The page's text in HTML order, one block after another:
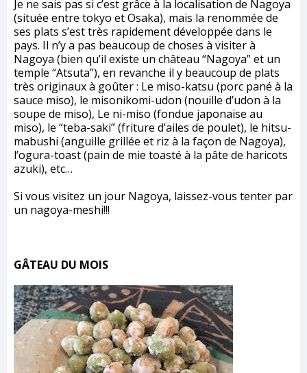
Je ne sais pas si c’est grâce à la localisation de Nagoya
(située entre tokyo et Osaka), mais la renommée de
ses plats s’est très rapidement développée dans le
pays. Il n’y a pas beaucoup de choses à visiter à
Nagoya (bien qu’il existe un château “Nagoya” et un
temple “Atsuta”), en revanche il y beaucoup de plats
très originaux à goûter : Le miso-katsu (porc pané à la
sauce miso), le misonikomi-udon (nouille d’udon à la
soupe de miso), Le ni-miso (fondue japonaise au
miso), le “teba-saki” (friture d’ailes de poulet), le hitsu-
mabushi (anguille grillée et riz à la façon de Nagoya),
l’ogura-toast (pain de mie toasté à la pâte de haricots
azuki), etc…
Si vous visitez un jour Nagoya, laissez-vous tenter par
un nagoya-meshi!!!
GÂTEAU DU MOIS